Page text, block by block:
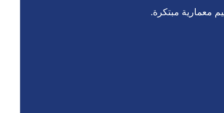
معمارية مبتكرة.